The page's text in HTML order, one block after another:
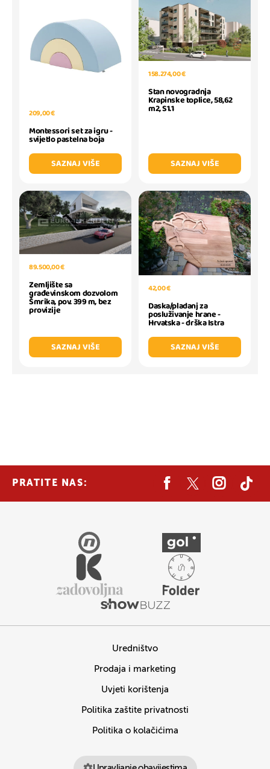
209,00 €
Montessori set za igru -
svijetlo pastelna boja
SAZNAJ VIŠE
158.274,00 €
Stan novogradnja
Krapinske toplice, 58,62
m2, S1.1
SAZNAJ VIŠE
89.500,00 €
Zemljište sa
građevinskom dozvolom
Šmrika, pov. 399 m, bez
provizije
SAZNAJ VIŠE
42,00 €
Daska/pladanj za
posluživanje hrane -
Hrvatska - drška Istra
SAZNAJ VIŠE
PRATITE NAS:
Uredništvo
Prodaja i marketing
Uvjeti korištenja
Politika zaštite privatnosti
Politika o kolačićima